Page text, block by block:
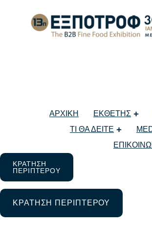
ΑΡΧΙΚΗ ΕΚΘΕΤΗΣ
ΤΙ ΘΑ ΔΕΙΤΕ
ΚΡΑΤΗΣΗ
ΠΕΡΙΠΤΕΡΟΥ
ΚΡΑΤΗΣΗ ΠΕΡΙΠΤΕΡΟΥ
11 Φεβρουαρίου 2025